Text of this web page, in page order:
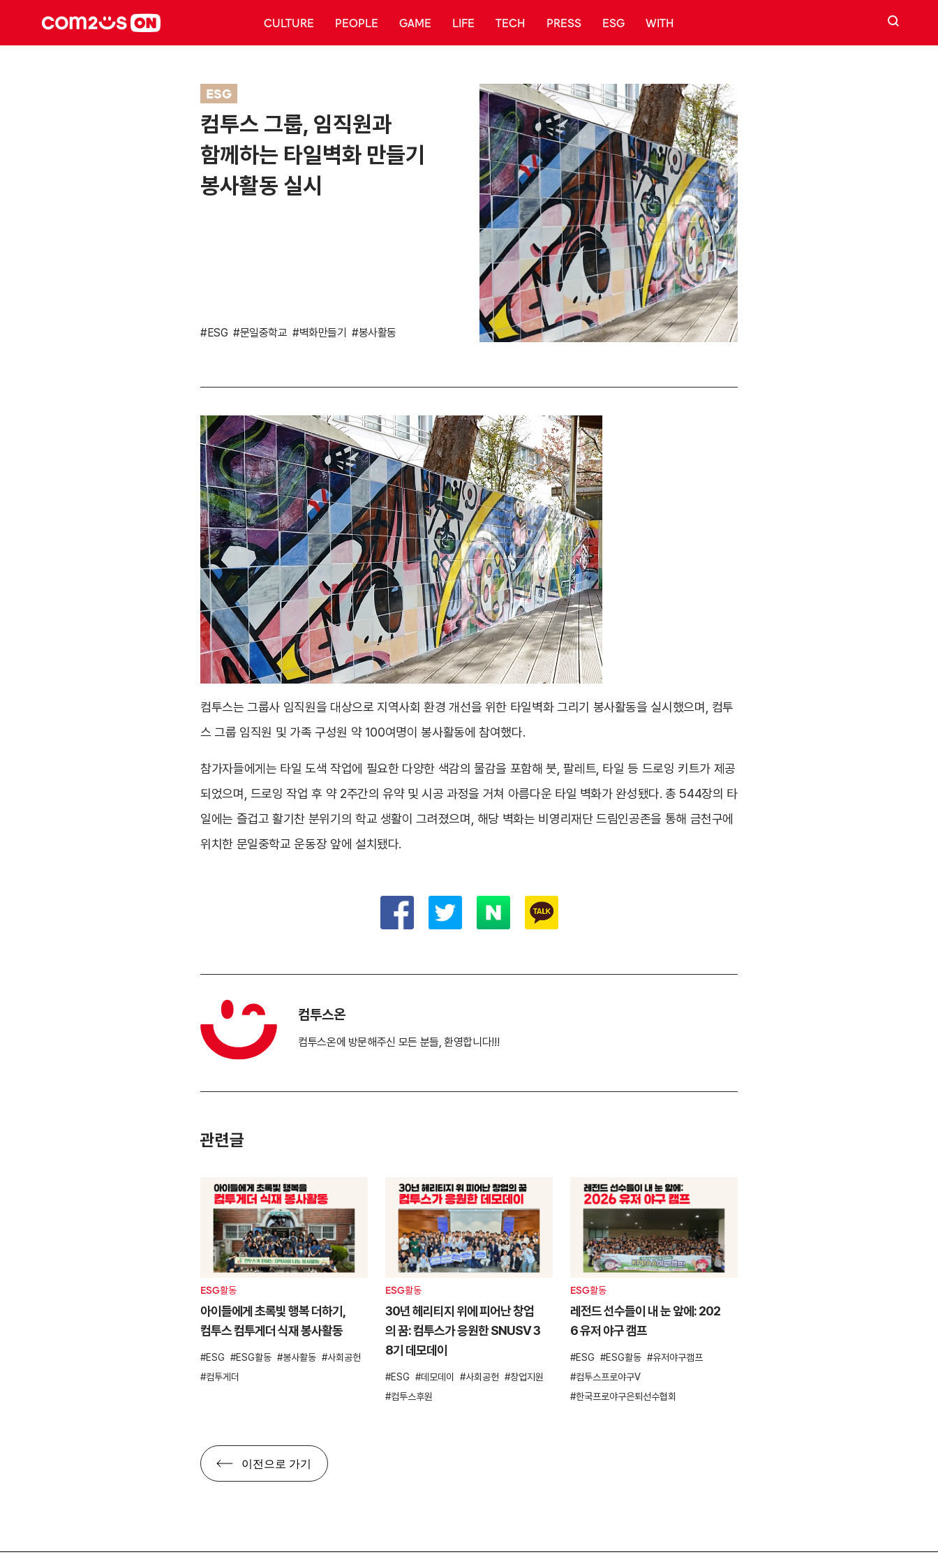
CULTURE PEOPLE GAME LIFE TECH PRESS ESG WITH 검색
ESG
컴투스 그룹, 임직원과
함께하는 타일벽화 만들기
봉사활동 실시
#ESG #문일중학교 #벽화만들기 #봉사활동
컴투스는 그룹사 임직원을 대상으로 지역사회 환경 개선을 위한 타일벽화 그리기 봉사활동을 실시했으며, 컴투
스 그룹 임직원 및 가족 구성원 약 100여명이 봉사활동에 참여했다.
참가자들에게는 타일 도색 작업에 필요한 다양한 색감의 물감을 포함해 붓, 팔레트, 타일 등 드로잉 키트가 제공
되었으며, 드로잉 작업 후 약 2주간의 유약 및 시공 과정을 거쳐 아름다운 타일 벽화가 완성됐다. 총 544장의 타
일에는 즐겁고 활기찬 분위기의 학교 생활이 그려졌으며, 해당 벽화는 비영리재단 드림인공존을 통해 금천구에
위치한 문일중학교 운동장 앞에 설치됐다.
컴투스온
컴투스온에 방문해주신 모든 분들, 환영합니다!!!
관련글
ESG활동
아이들에게 초록빛 행복 더하기,
컴투스 컴투게더 식재 봉사활동
ESG ESG활동 봉사활동
사회공헌
컴투게더
ESG활동
30년 헤리티지 위에 피어난 창업
의 꿈: 컴투스가 응원한 SNUSV 3
8기 데모데이
ESG 데모데이 사회공헌
창업지원
컴투스후원
ESG활동
레전드 선수들이 내 눈 앞에: 202
6 유저 야구 캠프
ESG ESG활동
유저야구캠프
컴투스프로야구V
한국프로야구은퇴선수협회
이전으로 가기